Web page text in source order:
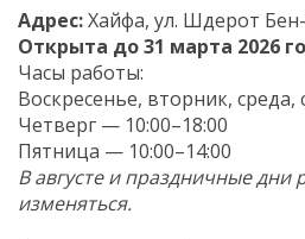
Адрес:Хайфа, ул. Шдерот
Открыта до 31 марта 2026
Часы работы:
Воскресенье, вторник, среда,
Четверг — 10:00–18:00
Пятница — 10:00–14:00
В августе и праздничные дни
изменяться.